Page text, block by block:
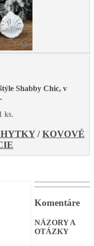
Shabby Chic, v
ks.
/KOVOVÉ
Komentáre
NÁZORY A
OTÁZKY